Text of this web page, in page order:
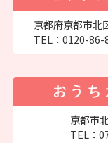
京都府京都市北
TEL： 0120-86-
京都市
TEL：